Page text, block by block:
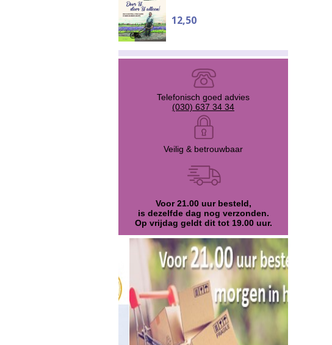
12,50
Telefonisch goed advies
(030) 637 34 34
Veilig & betrouwbaar
Voor 21.00 uur besteld,
is dezelfde dag nog verzonden.
Op vrijdag geldt dit tot 19.00 uur.